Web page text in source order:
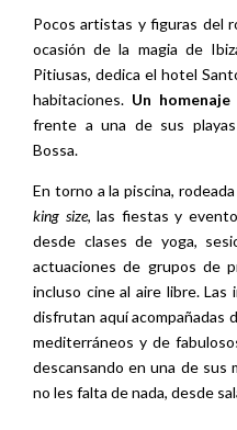
Pocos artistas y figuras del
ocasión de la magia de
Pitiusas, dedica el hotel
habitaciones. Un
frente a una de sus playas
Bossa.
En torno a la piscina,
king size, las fiestas y
desde clases de yoga,
actuaciones de grupos de
incluso cine al aire libre.
disfrutan aquí acompañadas
mediterráneos y de
descansando en una de sus
no les falta de nada, desde